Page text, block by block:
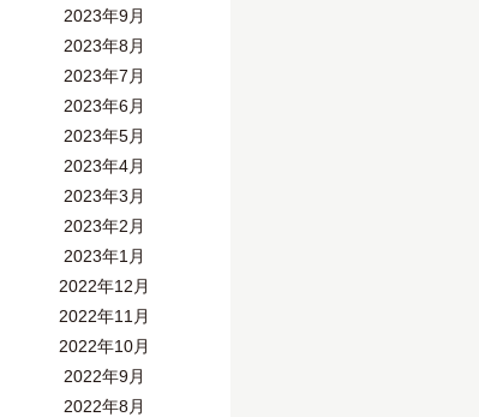
2023年9月
2023年8月
2023年7月
2023年6月
2023年5月
2023年4月
2023年3月
2023年2月
2023年1月
2022年12月
2022年11月
2022年10月
2022年9月
2022年8月